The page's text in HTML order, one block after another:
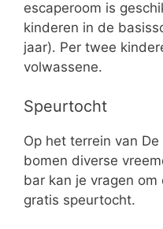
escaperoom is
kinderen in de
jaar). Per twee
volwassene.
Speurtocht
Op het terrein van
bomen diverse
bar kan je vragen
gratis speurtocht.